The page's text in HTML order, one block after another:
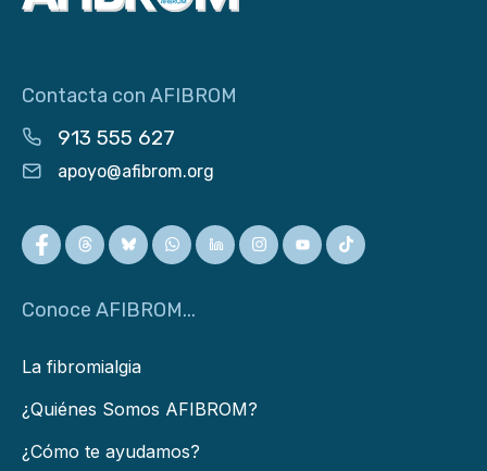
Contacta con AFIBROM
913 555 627
apoyo@afibrom.org
Conoce AFIBROM...
La fibromialgia
¿Quiénes Somos AFIBROM?
¿Cómo te ayudamos?